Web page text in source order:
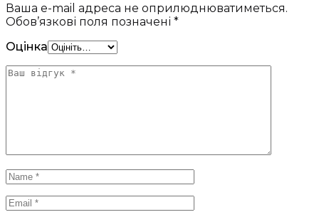
Ваша e-mail адреса не оприлюднюватиметься.
Обов’язкові поля позначені *
Оцінка